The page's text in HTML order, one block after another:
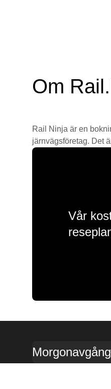
Om
Rail Ninja är en
järnvägsföretag. Det
Vår